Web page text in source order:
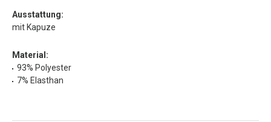
Ausstattung:
mit Kapuze
Material:
93% Polyester
7% Elasthan